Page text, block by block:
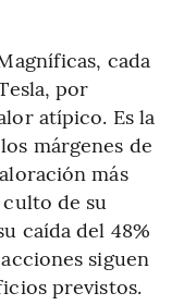
cada
por
atípico. Es la
márgenes de
más
de su
caída del 48%
siguen
previstos.